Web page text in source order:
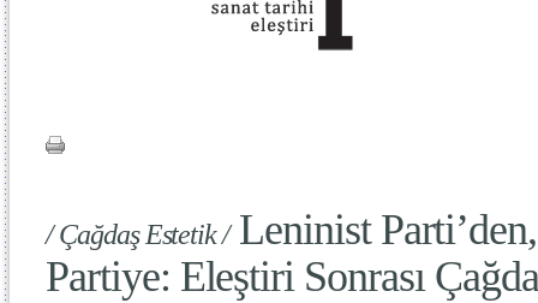
/ Çağdaş Estetik /Leninist
Partiye: Eleştiri Sonrası